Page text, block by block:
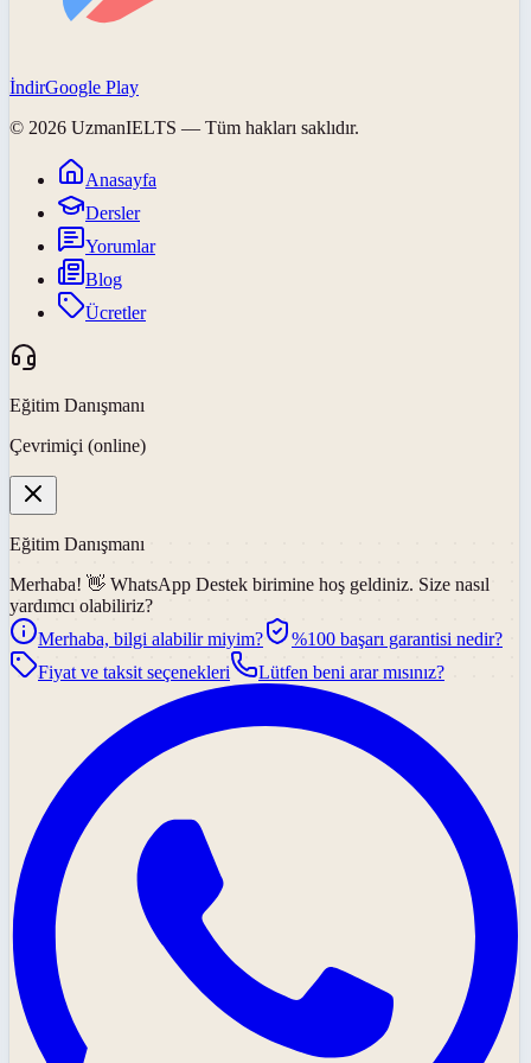
İndirGoogle Play
© 2026 UzmanIELTS — Tüm hakları saklıdır.
Anasayfa
Dersler
Yorumlar
Blog
Ücretler
Eğitim Danışmanı
Çevrimiçi (online)
Eğitim Danışmanı
Merhaba! 👋 WhatsApp Destek birimine hoş geldiniz. Size nasıl
yardımcı olabiliriz?
Merhaba, bilgi alabilir miyim?
%100 başarı garantisi nedir?
Fiyat ve taksit seçenekleri
Lütfen beni arar mısınız?